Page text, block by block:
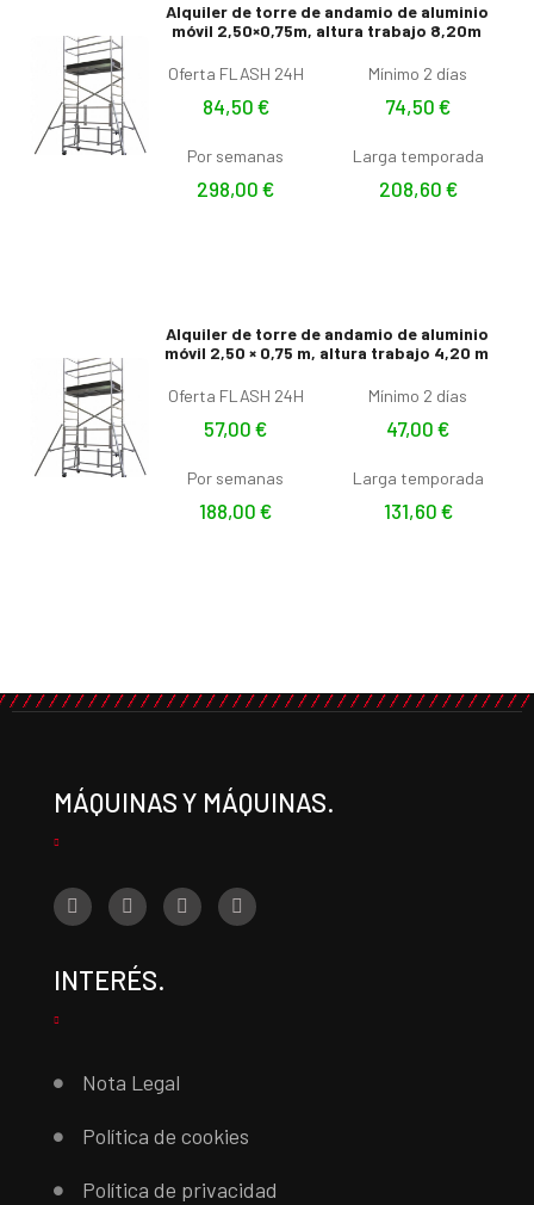
Alquiler de torre de andamio de aluminio
móvil 2,50×0,75m, altura trabajo 8,20m
Oferta FLASH 24H
84,50 €
Mínimo 2 días
74,50 €
Por semanas
298,00 €
Larga temporada
208,60 €
Alquiler de torre de andamio de aluminio
móvil 2,50 × 0,75 m, altura trabajo 4,20 m
Oferta FLASH 24H
57,00 €
Mínimo 2 días
47,00 €
Por semanas
188,00 €
Larga temporada
131,60 €
MÁQUINAS Y MÁQUINAS.
INTERÉS.
Nota Legal
Política de cookies
Política de privacidad